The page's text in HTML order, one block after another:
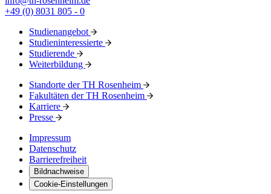
+49 (0) 8031 805 - 0
Studienangebot
Studieninteressierte
Studierende
Weiterbildung
Standorte der TH Rosenheim
Fakultäten der TH Rosenheim
Karriere
Presse
Impressum
Datenschutz
Barrierefreiheit
Bildnachweise
Cookie-Einstellungen